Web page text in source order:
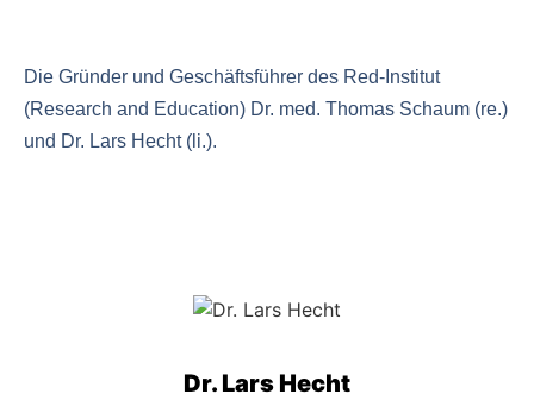
Die Gründer und Geschäftsführer des Red-Institut
(Research and Education) Dr. med. Thomas Schaum (re.)
und Dr. Lars Hecht (li.).
Dr. Lars Hecht